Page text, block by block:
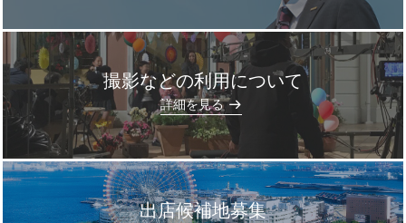
撮影などの利用について
詳細を見る
出店候補地募集